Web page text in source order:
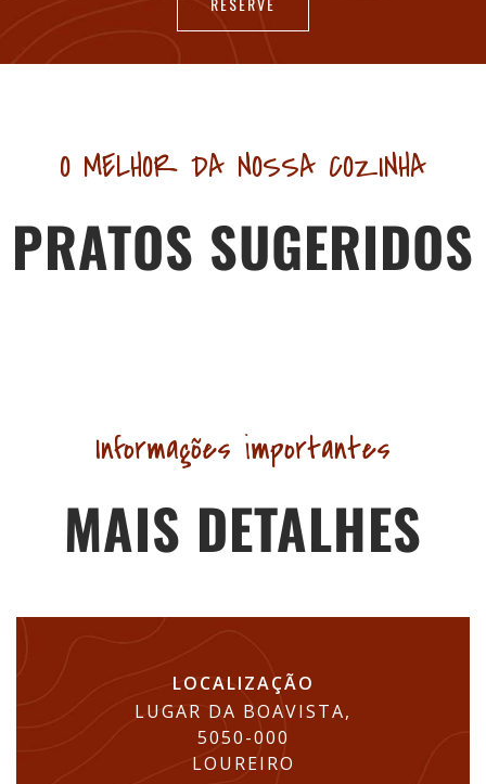
O MELHOR DA NOSSA COZINHA
PRATOS SUGERIDOS
Informações importantes
MAIS DETALHES
LOCALIZAÇÃO
LUGAR DA BOAVISTA,
5050-000
LOUREIRO